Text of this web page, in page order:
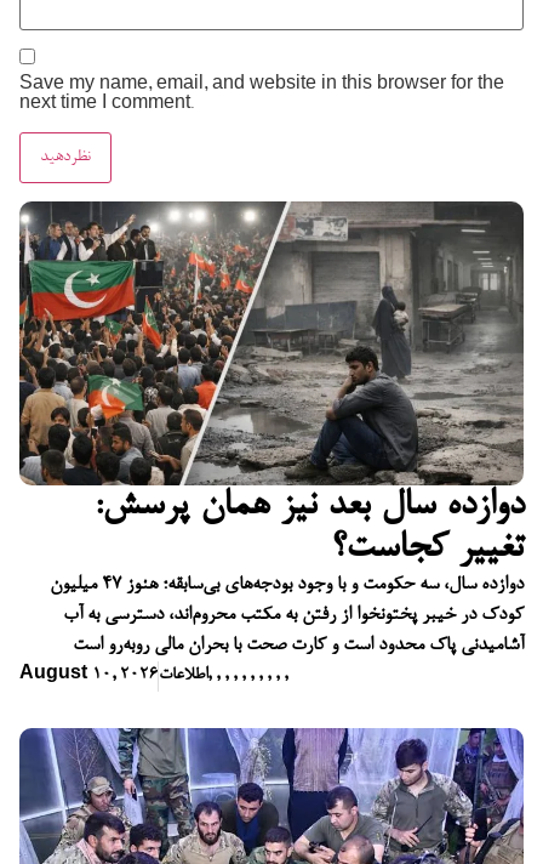
دوازده سال بعد نیز همان پرسش:
تغییر کجاست؟
دوازده سال، سه حکومت و با وجود بودجه‌های بی‌سابقه؛ هنوز ۴۷ میلیون
کودک در خیبر پختونخوا از رفتن به مکتب محروم‌اند، دسترسی به آب
آشامیدنی پاک محدود است و کارت صحت با بحران مالی روبه‌رو است
August 10, 2026اطلاعات, , , , , , , , , ,
Save my name, email, and website in this browser for the
next time I comment.